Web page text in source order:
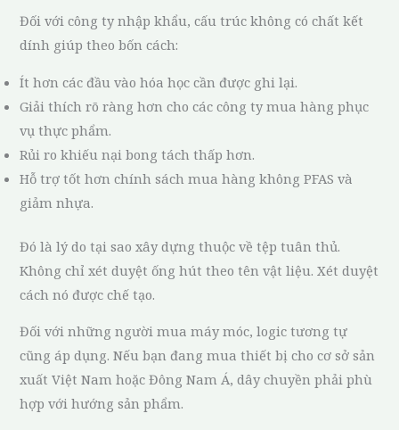
Đối với công ty nhập khẩu, cấu trúc không có chất kết
dính giúp theo bốn cách:
Ít hơn các đầu vào hóa học cần được ghi lại.
Giải thích rõ ràng hơn cho các công ty mua hàng phục
vụ thực phẩm.
Rủi ro khiếu nại bong tách thấp hơn.
Hỗ trợ tốt hơn chính sách mua hàng không PFAS và
giảm nhựa.
Đó là lý do tại sao xây dựng thuộc về tệp tuân thủ.
Không chỉ xét duyệt ống hút theo tên vật liệu. Xét duyệt
cách nó được chế tạo.
Đối với những người mua máy móc, logic tương tự
cũng áp dụng. Nếu bạn đang mua thiết bị cho cơ sở sản
xuất Việt Nam hoặc Đông Nam Á, dây chuyền phải phù
hợp với hướng sản phẩm.